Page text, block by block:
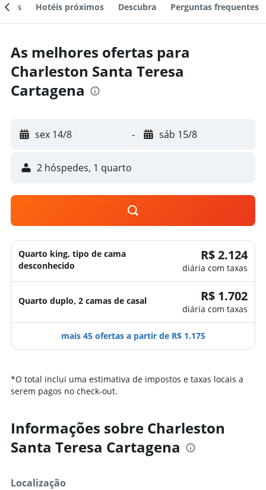
Hotéis próximos Descubra Perguntas frequentes
As melhores ofertas para
Charleston Santa Teresa
Cartagena
sex 14/8 - sáb 15/8
2 hóspedes, 1 quarto
Quarto king, tipo de cama
desconhecido
R$ 2.124
diária com taxas
Quarto duplo, 2 camas de casal R$ 1.702
diária com taxas
mais 45 ofertas a partir de R$ 1.175
*O total inclui uma estimativa de impostos e taxas locais a
serem pagos no check-out.
Informações sobre Charleston
Santa Teresa Cartagena
Localização